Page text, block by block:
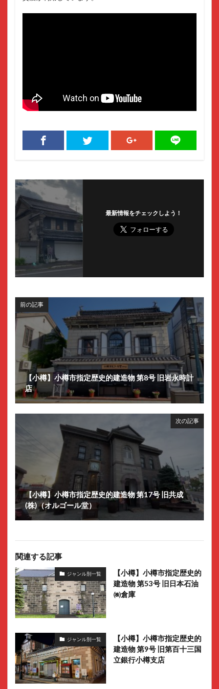
最新情報をチェックしよう！
前の記事
【小樽】小樽市指定歴史的建造物 第8号 旧岩永時計
店
次の記事
【小樽】小樽市指定歴史的建造物 第17号 旧共成
(株)（オルゴール堂）
関連する記事
ジャンル別一覧
【小樽】小樽市指定歴史的
建造物 第53号 旧日本石油
㈱倉庫
ジャンル別一覧
【小樽】小樽市指定歴史的
建造物 第9号 旧第百十三国
立銀行小樽支店